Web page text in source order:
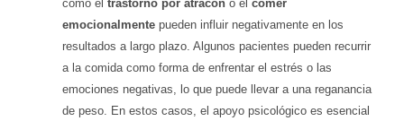
como el trastorno por atracón o el comer
emocionalmente pueden influir negativamente en los
resultados a largo plazo. Algunos pacientes pueden recurrir
a la comida como forma de enfrentar el estrés o las
emociones negativas, lo que puede llevar a una reganancia
de peso. En estos casos, el apoyo psicológico es esencial